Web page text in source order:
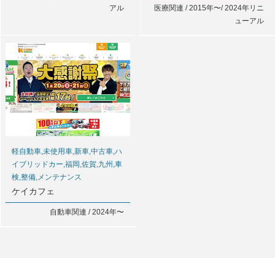
アル
医療関連 / 2015年〜/ 2024年リニ
ューアル
軽自動車,未使用車,新車,中古車,ハ
イブリッドカー,福岡,佐賀,九州,車
検,整備,メンテナンス
ケイカフェ
自動車関連 / 2024年〜